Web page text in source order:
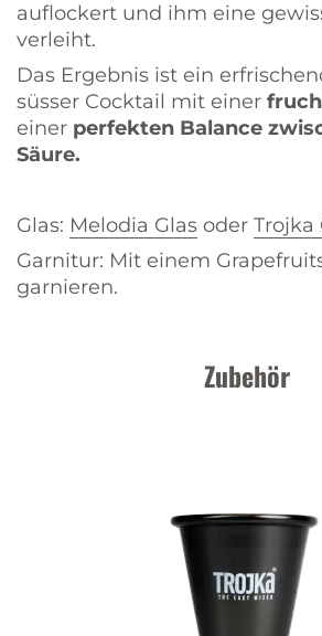
auflockert und ihm eine
verleiht.
Das Ergebnis ist ein
süsser Cocktail mit einer
einer perfekten Balance
Säure.
Glas: Melodia Glas oder Trojka
Garnitur: Mit einem
garnieren.
Zubehör